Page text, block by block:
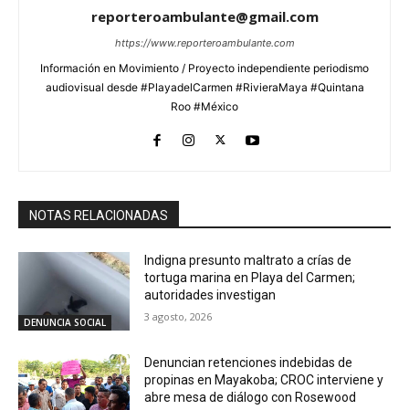
reporteroambulante@gmail.com
https://www.reporteroambulante.com
Información en Movimiento / Proyecto independiente periodismo
audiovisual desde #PlayadelCarmen #RivieraMaya #Quintana
Roo #México
NOTAS RELACIONADAS
DENUNCIA SOCIAL
Indigna presunto maltrato a crías de
tortuga marina en Playa del Carmen;
autoridades investigan
3 agosto, 2026
Denuncian retenciones indebidas de
propinas en Mayakoba; CROC interviene y
abre mesa de diálogo con Rosewood